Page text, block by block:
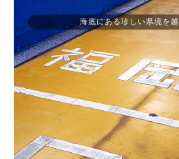
海底にある珍しい県境を